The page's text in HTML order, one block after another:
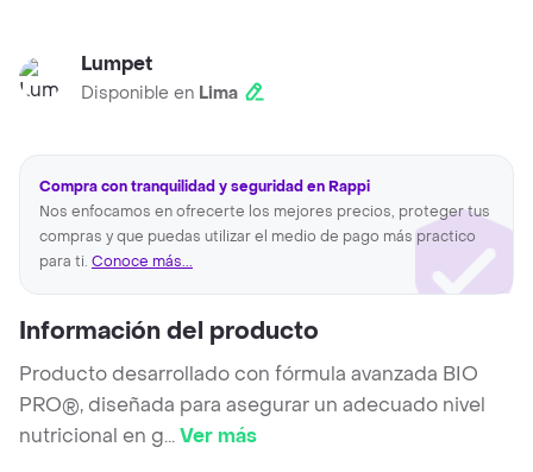
Lumpet
Disponible en Lima
Compra con tranquilidad y seguridad en Rappi
Nos enfocamos en ofrecerte los mejores precios, proteger tus
compras y que puedas utilizar el medio de pago más practico
para ti. Conoce más...
Información del producto
Producto desarrollado con fórmula avanzada BIO
PRO®, diseñada para asegurar un adecuado nivel
nutricional en g...Ver más